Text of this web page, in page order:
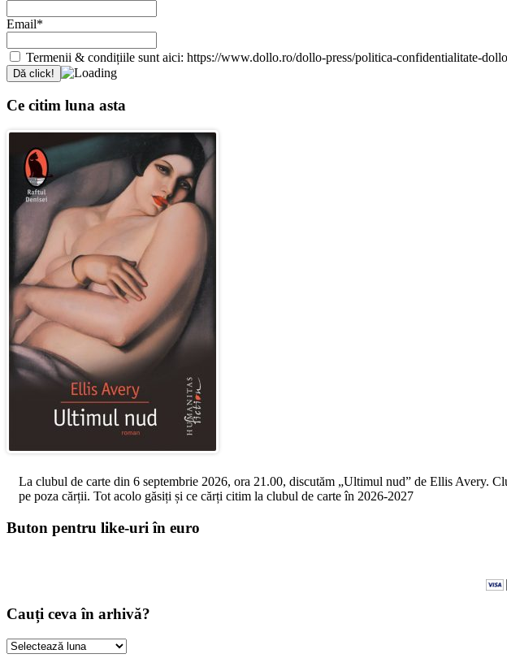
Email*
Termenii & condițiile sunt aici: https://www.dollo.ro/dollo-press/politica-confidentialitate-
Ce citim luna asta
La clubul de carte din 6 septembrie 2026, ora 21.00, discutăm „Ultimul nud” de Ellis Avery.
pe poza cărții. Tot acolo găsiți și ce cărți citim la clubul de carte în 2026-2027
Buton pentru like-uri în euro
Cauți ceva în arhivă?
Cauți